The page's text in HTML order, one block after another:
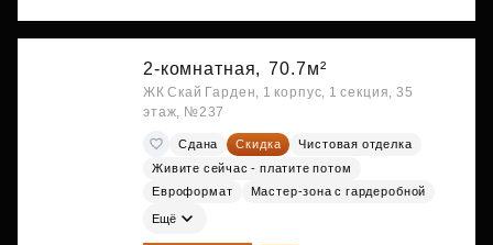
2-комнатная, 70.7м²
ЖК Скай Гарден, 1 корпус, 1 секция, 35
этаж, №237
Сдана Скидка
Чистовая отделка
Живите сейчас - платите потом
Евроформат
Мастер-зона с гардеробной
Ещё